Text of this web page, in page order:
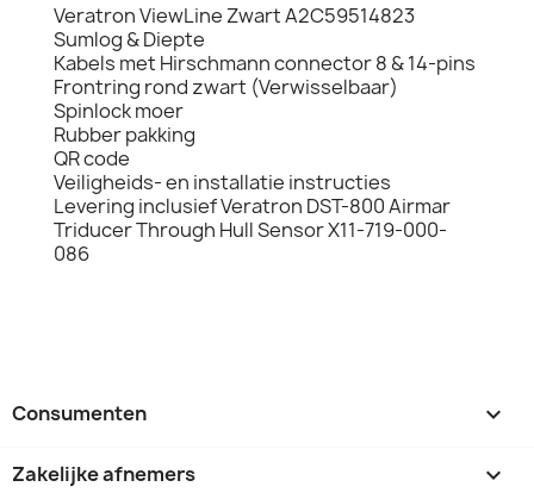
Veratron ViewLine Zwart A2C59514823
Sumlog & Diepte
Kabels met Hirschmann connector 8 & 14-pins
Frontring rond zwart (Verwisselbaar)
Spinlock moer
Rubber pakking
QR code
Veiligheids- en installatie instructies
Levering inclusief Veratron DST-800 Airmar
Triducer Through Hull Sensor X11-719-000-
086
Consumenten 
Zakelijke afnemers 